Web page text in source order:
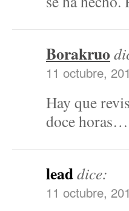
Borakruo
11 octubre,
Hay que
doce horas…
leaddice:
11 octubre,